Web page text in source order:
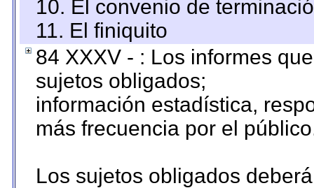
10. El convenio de
11. El finiquito
84 XXXV - : Los informes
sujetos obligados;
información estadística,
más frecuencia por el
Los sujetos obligados